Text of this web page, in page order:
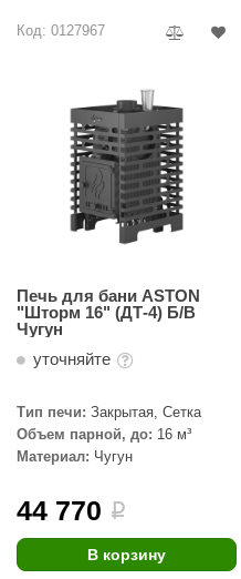
Код: 0127967
Печь для бани ASTON
"Шторм 16" (ДТ-4) Б/В
Чугун
уточняйте
Тип печи: Закрытая, Сетка
Объем парной, до: 16 м³
Материал: Чугун
44 770 i
В корзину